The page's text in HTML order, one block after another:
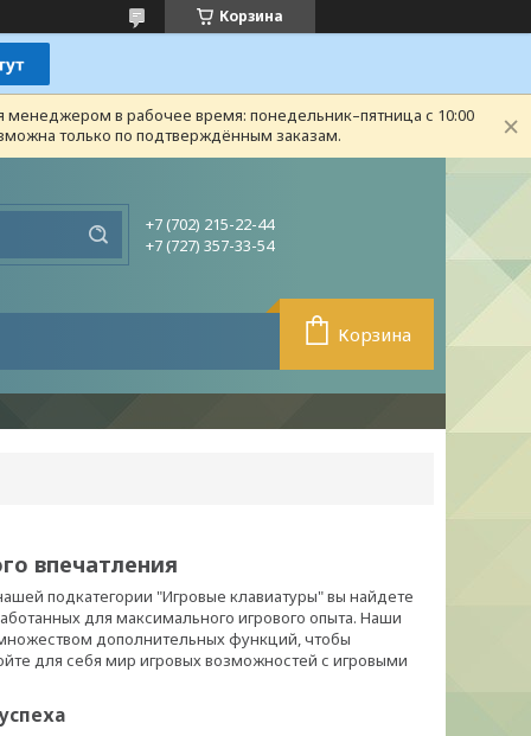
Корзина
менеджером в рабочее время: понедельник–пятница с 10:00
только по подтверждённым заказам.
+7 (702) 215-22-44
+7 (727) 357-33-54
Корзина
впечатления
подкатегории "Игровые клавиатуры" вы найдете
для максимального игрового опыта. Наши
дополнительных функций, чтобы
для себя мир игровых возможностей с игровыми